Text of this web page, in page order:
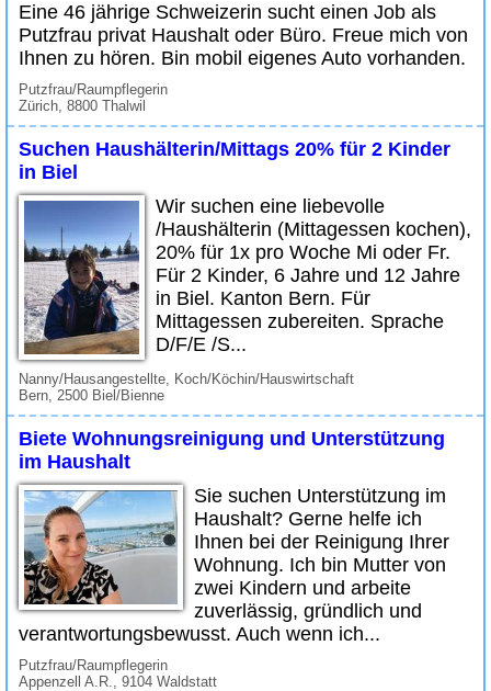
Eine 46 jährige Schweizerin sucht einen Job als
Putzfrau privat Haushalt oder Büro. Freue mich von
Ihnen zu hören. Bin mobil eigenes Auto vorhanden.
Putzfrau/Raumpflegerin
Zürich, 8800 Thalwil
Suchen Haushälterin/Mittags 20% für 2 Kinder
in Biel
Wir suchen eine liebevolle
/Haushälterin (Mittagessen kochen),
20% für 1x pro Woche Mi oder Fr.
Für 2 Kinder, 6 Jahre und 12 Jahre
in Biel. Kanton Bern. Für
Mittagessen zubereiten. Sprache
D/F/E /S...
Nanny/Hausangestellte, Koch/Köchin/Hauswirtschaft
Bern, 2500 Biel/Bienne
Biete Wohnungsreinigung und Unterstützung
im Haushalt
Sie suchen Unterstützung im
Haushalt? Gerne helfe ich
Ihnen bei der Reinigung Ihrer
Wohnung. Ich bin Mutter von
zwei Kindern und arbeite
zuverlässig, gründlich und
verantwortungsbewusst. Auch wenn ich...
Putzfrau/Raumpflegerin
Appenzell A.R., 9104 Waldstatt